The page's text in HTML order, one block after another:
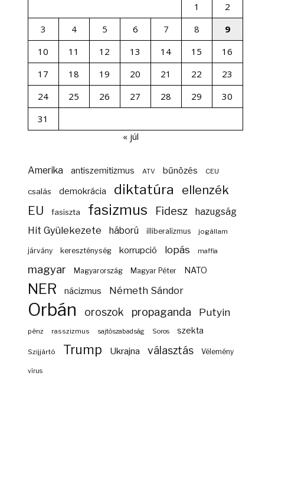
1
2
3
4 5 6 7 8
9
10
11 12 13 14 15
16
17
18 19 20 21 22
23
24
25 26 27 28 29
30
31
« júl
Amerika antiszemitizmus ATV bűnözés CEU
csalás demokrácia diktatúra ellenzék
EU fasiszta fasizmus Fidesz hazugság
Hit Gyülekezete háború illiberalizmus jogállam
járvány kereszténység korrupció lopás maffia
magyar Magyarország Magyar Péter NATO
NER nácizmus Németh Sándor
Orbán oroszok propaganda Putyin
pénz rasszizmus sajtószabadság Soros szekta
Szijjártó Trump Ukrajna választás Vélemény
vírus